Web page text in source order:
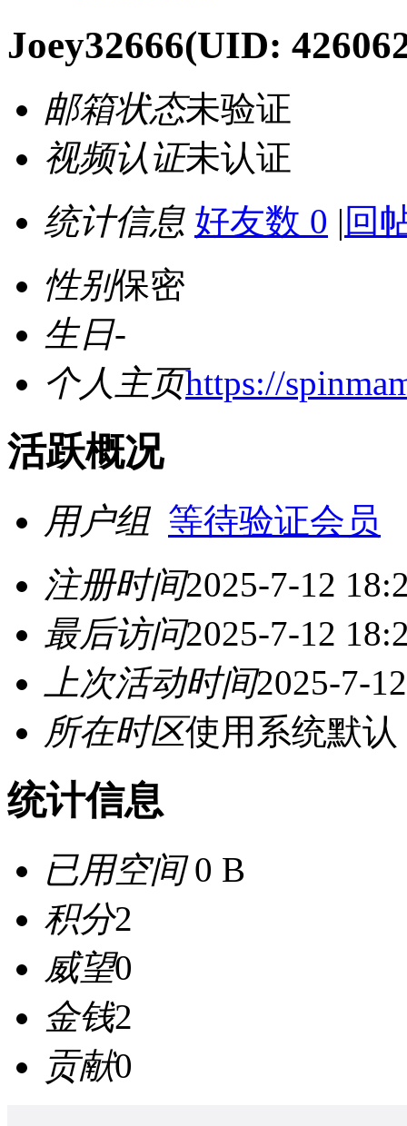
Joey32666(UID:
邮箱状态未验证
视频认证未认证
统计信息 好友数 0 | 回
性别保密
生日-
个人主页https://
活跃概况
用户组 等待验证会员
注册时间2025-7-12
最后访问2025-7-12
上次活动时间2025-7-
所在时区使用系统默认
统计信息
已用空间0 B
积分2
威望0
金钱2
贡献0